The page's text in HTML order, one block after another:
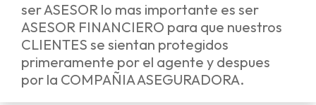
ser ASESOR lo mas importante es ser
ASESOR FINANCIERO para que nuestros
CLIENTES se sientan protegidos
primeramente por el agente y despues
por la COMPAÑIA ASEGURADORA.